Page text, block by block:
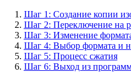
Шаг 1: Создание копии
Шаг 2: Переключение на
Шаг 3: Изменение
Шаг 4: Выбор формата и
Шаг 5: Процесс сжатия
Шаг 6: Выход из